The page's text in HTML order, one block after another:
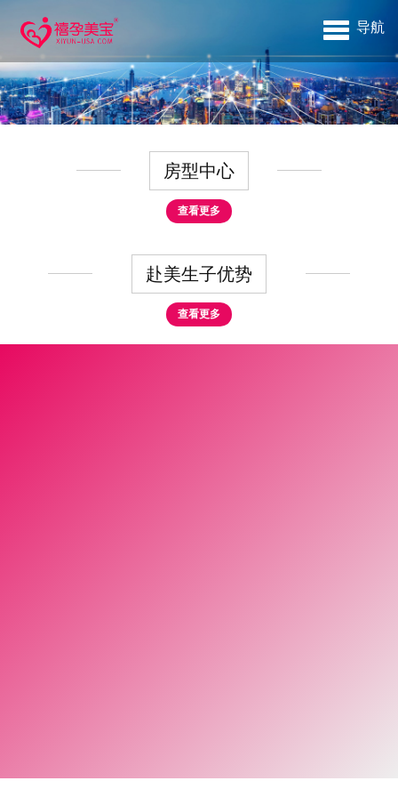
导航
房型中心
查看更多
赴美生子优势
查看更多